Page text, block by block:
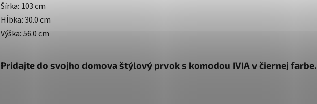
Šírka: 103 cm
Hĺbka: 30.0 cm
Výška: 56.0 cm
Pridajte do svojho domova štýlový prvok s komodou IVIA v čiernej farbe.